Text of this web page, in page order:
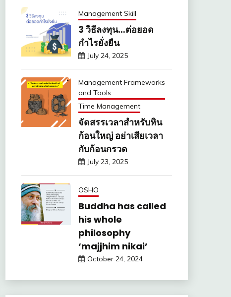
Management Skill
3 วิธีลงทุน…ต่อยอด
กำไรยั่งยืน
July 24, 2025
Management Frameworks
and Tools
Time Management
จัดสรรเวลาสำหรับหิน
ก้อนใหญ่ อย่าเสียเวลา
กับก้อนกรวด
July 23, 2025
OSHO
Buddha has called
his whole
philosophy
‘majjhim nikai’
October 24, 2024